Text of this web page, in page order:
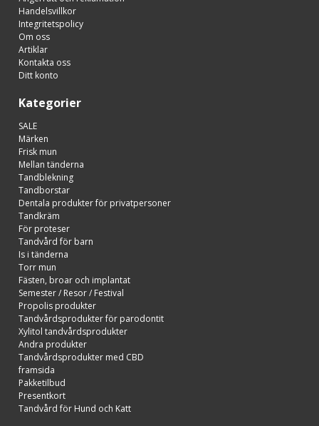
Handelsvillkor
Integritetspolicy
Om oss
Artiklar
Kontakta oss
Ditt konto
Kategorier
SALE
Märken
Frisk mun
Mellan tänderna
Tandblekning
Tandborstar
Dentala produkter för privatpersoner
Tandkräm
För proteser
Tandvård för barn
Is i tänderna
Torr mun
Fästen, broar och implantat
Semester / Resor / Festival
Propolis produkter
Tandvårdsprodukter för parodontit
Xylitol tandvårdsprodukter
Andra produkter
Tandvårdsprodukter med CBD
framsida
Pakketilbud
Presentkort
Tandvård för Hund och Katt